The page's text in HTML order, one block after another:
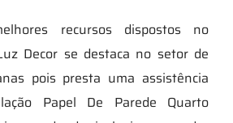
recursos dispostos no
Decor se destaca no setor de
pois presta uma assistência
Papel De Parede Quarto